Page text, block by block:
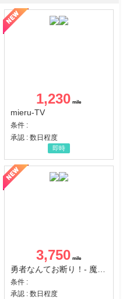
1,230
mieru-TV
条件 :
承認 : 数日程度
即時
3,750
条件 :
承認 : 数日程度